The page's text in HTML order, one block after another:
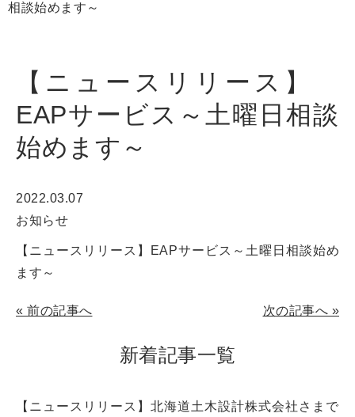
相談始めます～
【ニュースリリース】
EAPサービス～土曜日相談
始めます～
2022.03.07
お知らせ
【ニュースリリース】
EAPサービス～土曜日相談始め
ます～
« 前の記事へ 次の記事へ »
新着記事一覧
【ニュースリリース】北海道土木設計株式会社さまで